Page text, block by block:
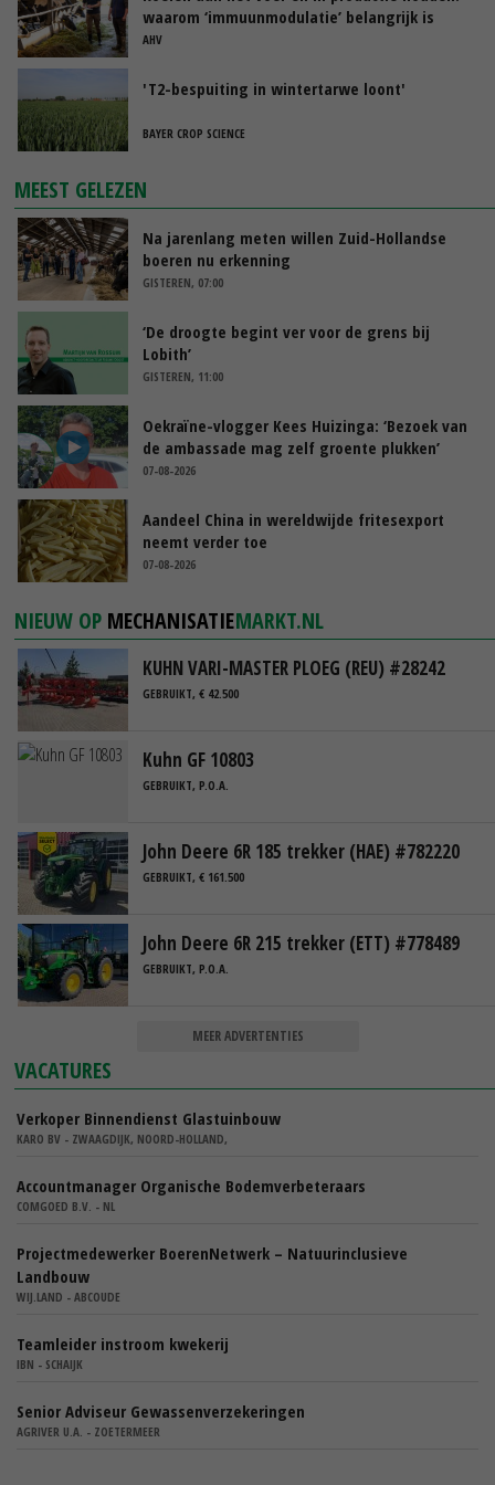
waarom ‘immuunmodulatie’ belangrijk is
tijdens de transitieperiode
AHV
'T2-bespuiting in wintertarwe loont'
BAYER CROP SCIENCE
MEEST GELEZEN
Na jarenlang meten willen Zuid-Hollandse
boeren nu erkenning
GISTEREN, 07:00
‘De droogte begint ver voor de grens bij
Lobith’
GISTEREN, 11:00
Oekraïne-vlogger Kees Huizinga: ‘Bezoek van
de ambassade mag zelf groente plukken’
07-08-2026
Aandeel China in wereldwijde fritesexport
neemt verder toe
07-08-2026
NIEUW OP MECHANISATIEMARKT.NL
KUHN VARI-MASTER PLOEG (REU) #28242
GEBRUIKT, € 42.500
Kuhn GF 10803
GEBRUIKT, P.O.A.
John Deere 6R 185 trekker (HAE) #782220
GEBRUIKT, € 161.500
John Deere 6R 215 trekker (ETT) #778489
GEBRUIKT, P.O.A.
MEER ADVERTENTIES
VACATURES
Verkoper Binnendienst Glastuinbouw
KARO BV - ZWAAGDIJK, NOORD-HOLLAND,
Accountmanager Organische Bodemverbeteraars
COMGOED B.V. - NL
Projectmedewerker BoerenNetwerk – Natuurinclusieve
Landbouw
WIJ.LAND - ABCOUDE
Teamleider instroom kwekerij
IBN - SCHAIJK
Senior Adviseur Gewassenverzekeringen
AGRIVER U.A. - ZOETERMEER